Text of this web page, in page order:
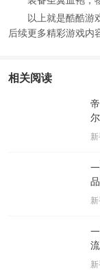
以上就是酷酷游
后续更多精彩游戏内
相关阅读